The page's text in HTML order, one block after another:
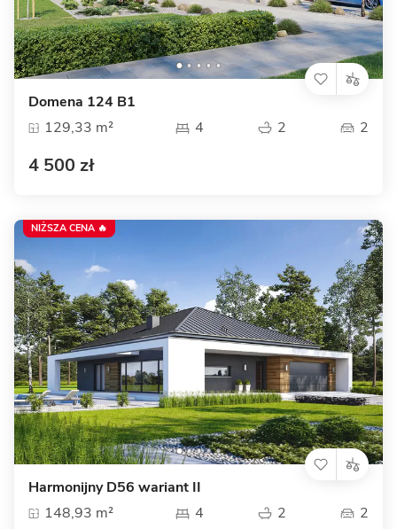
Domena 124 B1
129,33 m²
4 2 2
4 500 zł
Harmonijny D56 wariant II
148,93 m²
4 2 2
NIŻSZA CENA 🔥